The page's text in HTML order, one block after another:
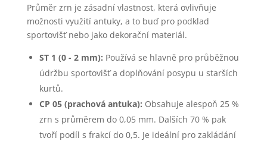
Průměr zrn je zásadní vlastnost, která ovlivňuje
možnosti využití antuky, a to buď pro podklad
sportovišť nebo jako dekorační materiál.
ST 1 (0 - 2 mm): Používá se hlavně pro průběžnou
údržbu sportovišť a doplňování posypu u starších
kurtů.
CP 05 (prachová antuka): Obsahuje alespoň 25 %
zrn s průměrem do 0,05 mm. Dalších 70 % pak
tvoří podíl s frakcí do 0,5. Je ideální pro zakládání